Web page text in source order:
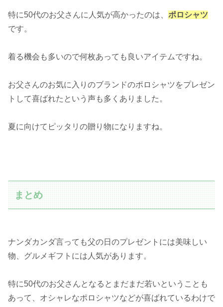
特に50代のお父さんに人気が高かったのは、 ポロシャツ
です。
着る機会も多いので何枚あっても良いアイテムですね。
お父さんのお気に入りのブランドのポロシャツをプレゼン
トして喜ばれたという声も多くありました。
夏に向けてピッタリの贈り物になりますね。
まとめ
ナンダカンダ言っても父の日のプレゼントには美味しい
物、グルメギフトには人気があります。
特に50代のお父さんとなるとまだまだ若いということも
あって、オシャレなポロシャツなどが喜ばれているわけで